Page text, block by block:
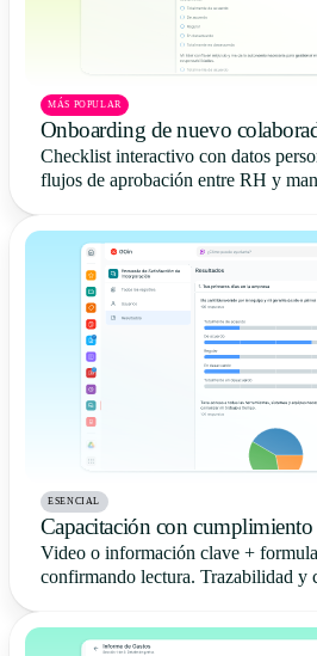
MÁS POPULAR
Onboarding de nuevo
Checklist interactivo con datos
flujos de aprobación entre RH y
ESENCIAL
Capacitación con cumplimiento
Video o información clave +
confirmando lectura. Trazabilidad y